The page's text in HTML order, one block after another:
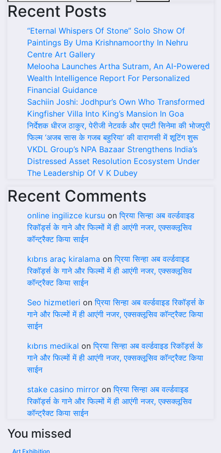
Recent Posts
“Eternal Whispers Of Stone” Solo Show Of
Paintings By Uma Krishnamoorthy In Nehru
Centre Art Gallery
Melooha Launches Artha Sutram, An AI-Powered
Wealth Intelligence Report For Personalized
Financial Guidance
Sachiin Joshi: Jodhpur’s Own Who Transformed
Kingfisher Villa Into King’s Mansion In Goa
निर्देशक धीरज ठाकुर, पेरीजी नेटवर्क और एमटी सिनेमा की भोजपुरी
फिल्म ‘अजब सास के गजब बहुरिया’ की वाराणसी में शूटिंग शुरू
VKDL Group’s NPA Bazaar Strengthens India’s
Distressed Asset Resolution Ecosystem Under
The Leadership Of V K Dubey
Recent Comments
online ingilizce kursu onप्रिया सिन्हा अब वर्ल्डवाइड
रिकॉर्ड्स के गाने और फिल्मों में ही आएंगी नजर, एक्सक्लूसिव
कॉन्ट्रैक्ट किया साईन
kıbrıs araç kiralama onप्रिया सिन्हा अब वर्ल्डवाइड
रिकॉर्ड्स के गाने और फिल्मों में ही आएंगी नजर, एक्सक्लूसिव
कॉन्ट्रैक्ट किया साईन
Seo hizmetleri onप्रिया सिन्हा अब वर्ल्डवाइड रिकॉर्ड्स के
गाने और फिल्मों में ही आएंगी नजर, एक्सक्लूसिव कॉन्ट्रैक्ट किया
साईन
kıbrıs medikal onप्रिया सिन्हा अब वर्ल्डवाइड रिकॉर्ड्स के
गाने और फिल्मों में ही आएंगी नजर, एक्सक्लूसिव कॉन्ट्रैक्ट किया
साईन
stake casino mirror onप्रिया सिन्हा अब वर्ल्डवाइड
रिकॉर्ड्स के गाने और फिल्मों में ही आएंगी नजर, एक्सक्लूसिव
कॉन्ट्रैक्ट किया साईन
You missed
Art Exhibition